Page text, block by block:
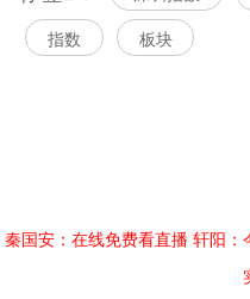
指数 板块
秦国安：在线免费看直播 轩阳：